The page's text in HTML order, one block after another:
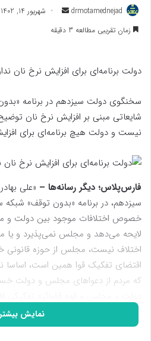
drmotamednejad
ارسال
به
شهریور 14, 1402
زمان تقریبی مطالعه 3 دقیقه
دولت برنامه‌ای برای افزایش نرخ نان
سخنگوی دولت سیزدهم در برنامه
شایعاتی مبنی بر افزایش نرخ نان
نیست و دولت هیچ برنامه‌ای برای
فارس‌پلاس؛ دیگر رسانه‌ها – «علی
سیزدهم، در برنامه «بدون توقف»
خصوص اختلافات موجود بین دولت و
لایحه می‌دهد و مجلس نمی‌پذیرد و یا
اختلاف نیست، مجلس از حوزه قانونی
اقتضای تفکیک قوا همین است، اساسا
که مردم از دعواهای مجلس و دولت
می‌بینند. لذا این دولت جهت‌گیری
خود را همدلی و همراهی با همه
نمایش